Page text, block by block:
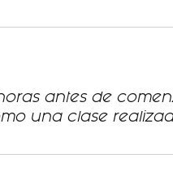
antes de
una clase